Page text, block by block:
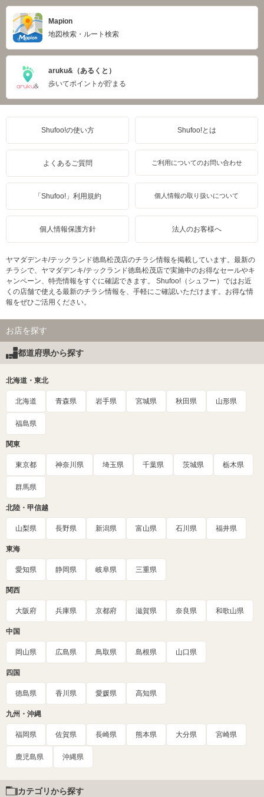
Mapion
地図検索・ルート検索
aruku&（あるくと）
歩いてポイントが貯まる
Shufoo!の使い方 Shufoo!とは
よくあるご質問 ご利用についてのお問い合わせ
「Shufoo!」利用規約 個人情報の取り扱いについて
個人情報保護方針 法人のお客様へ
ヤマダデンキ/テックランド徳島松茂店のチラシ情報を掲載しています。最新の
チラシで、ヤマダデンキ/テックランド徳島松茂店で実施中のお得なセールやキ
ャンペーン、特売情報をすぐに確認できます。 Shufoo!（シュフー）ではお近
くの店舗で使える最新のチラシ情報を、手軽にご確認いただけます。お得な情
報をぜひご活用ください。
お店を探す
都道府県から探す
北海道・東北
北海道 青森県 岩手県 宮城県 秋田県 山形県
福島県
関東
東京都 神奈川県 埼玉県 千葉県 茨城県 栃木県
群馬県
北陸・甲信越
山梨県 長野県 新潟県 富山県 石川県 福井県
東海
愛知県 静岡県 岐阜県 三重県
関西
大阪府 兵庫県 京都府 滋賀県 奈良県 和歌山県
中国
岡山県 広島県 鳥取県 島根県 山口県
四国
徳島県 香川県 愛媛県 高知県
九州・沖縄
福岡県 佐賀県 長崎県 熊本県 大分県 宮崎県
鹿児島県 沖縄県
カテゴリから探す